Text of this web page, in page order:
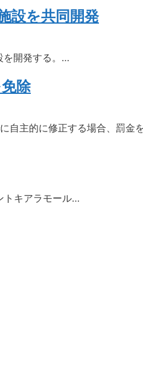
設を共同開発
を開発する。…
除
自主的に修正する場合、罰金
トキアラモール…